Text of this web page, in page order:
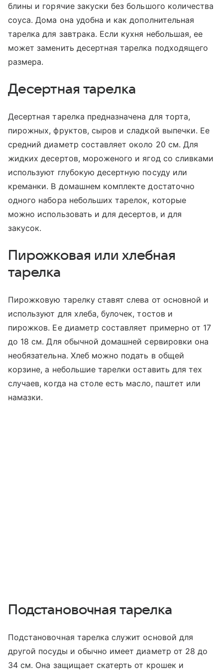
блины и горячие закуски без большого количества
соуса. Дома она удобна и как дополнительная
тарелка для завтрака. Если кухня небольшая, ее
может заменить десертная тарелка подходящего
размера.
Десертная тарелка
Десертная тарелка предназначена для торта,
пирожных, фруктов, сыров и сладкой выпечки. Ее
средний диаметр составляет около 20 см. Для
жидких десертов, мороженого и ягод со сливками
используют глубокую десертную посуду или
креманки. В домашнем комплекте достаточно
одного набора небольших тарелок, которые
можно использовать и для десертов, и для
закусок.
Пирожковая или хлебная
тарелка
Пирожковую тарелку ставят слева от основной и
используют для хлеба, булочек, тостов и
пирожков. Ее диаметр составляет примерно от 17
до 18 см. Для обычной домашней сервировки она
необязательна. Хлеб можно подать в общей
корзине, а небольшие тарелки оставить для тех
случаев, когда на столе есть масло, паштет или
намазки.
Подстановочная тарелка
Подстановочная тарелка служит основой для
другой посуды и обычно имеет диаметр от 28 до
34 см. Она защищает скатерть от крошек и